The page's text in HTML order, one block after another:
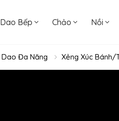
Dao Bếp Chảo Nồi
Dao Đa Năng Xẻng Xúc Bánh/